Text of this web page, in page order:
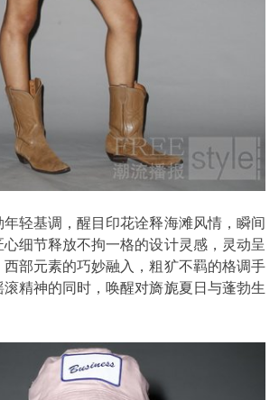
基调，醒目印花诠释海滩风情，瞬间
细节释放不拘一格的设计灵感，灵动呈
部元素的巧妙融入，粗犷不羁的格调手
精神的同时，唤醒对旖旎夏日与蓬勃生